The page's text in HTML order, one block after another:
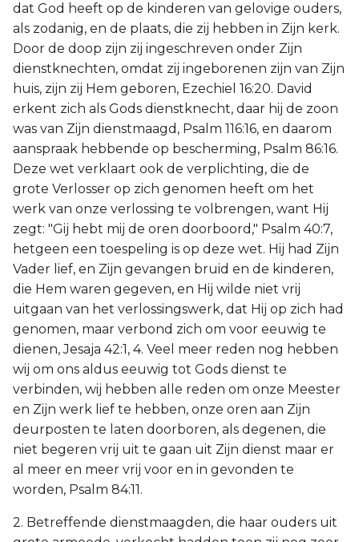
dat God heeft op de kinderen van gelovige ouders,
als zodanig, en de plaats, die zij hebben in Zijn kerk.
Door de doop zijn zij ingeschreven onder Zijn
dienstknechten, omdat zij ingeborenen zijn van Zijn
huis, zijn zij Hem geboren, Ezechiel 16:20. David
erkent zich als Gods dienstknecht, daar hij de zoon
was van Zijn dienstmaagd, Psalm 116:16, en daarom
aanspraak hebbende op bescherming, Psalm 86:16.
Deze wet verklaart ook de verplichting, die de
grote Verlosser op zich genomen heeft om het
werk van onze verlossing te volbrengen, want Hij
zegt: "Gij hebt mij de oren doorboord," Psalm 40:7,
hetgeen een toespeling is op deze wet. Hij had Zijn
Vader lief, en Zijn gevangen bruid en de kinderen,
die Hem waren gegeven, en Hij wilde niet vrij
uitgaan van het verlossingswerk, dat Hij op zich had
genomen, maar verbond zich om voor eeuwig te
dienen, Jesaja 42:1, 4. Veel meer reden nog hebben
wij om ons aldus eeuwig tot Gods dienst te
verbinden, wij hebben alle reden om onze Meester
en Zijn werk lief te hebben, onze oren aan Zijn
deurposten te laten doorboren, als degenen, die
niet begeren vrij uit te gaan uit Zijn dienst maar er
al meer en meer vrij voor en in gevonden te
worden, Psalm 84:11.
2. Betreffende dienstmaagden, die haar ouders uit